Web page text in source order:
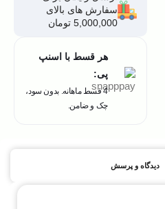
سفارش های بالای
5,000,000 تومان
هر قسط با اسنپ
پی:
4 قسط ماهانه. بدون سود،
چک و ضامن.
دیدگاه و پرسش